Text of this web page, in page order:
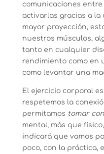
comunicaciones
activarlas gracias a la
mayor proyección,
nuestros músculos,
tanto en cualquier
rendimiento como en
como levantar una
El ejercicio corporal
respetemos la
permitamos tomar
mental, más que
indicará que vamos
poco, con la práctica,